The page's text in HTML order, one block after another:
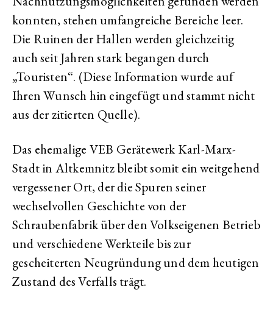
konnten, stehen umfangreiche Bereiche leer.
Die Ruinen der Hallen werden gleichzeitig
auch seit Jahren stark begangen durch
„Touristen“. (Diese Information wurde auf
Ihren Wunsch hin eingefügt und stammt nicht
aus der zitierten Quelle).
Das ehemalige VEB Gerätewerk Karl-Marx-
Stadt in Altkemnitz bleibt somit ein weitgehend
vergessener Ort, der die Spuren seiner
wechselvollen Geschichte von der
Schraubenfabrik über den Volkseigenen Betrieb
und verschiedene Werkteile bis zur
gescheiterten Neugründung und dem heutigen
Zustand des Verfalls trägt.